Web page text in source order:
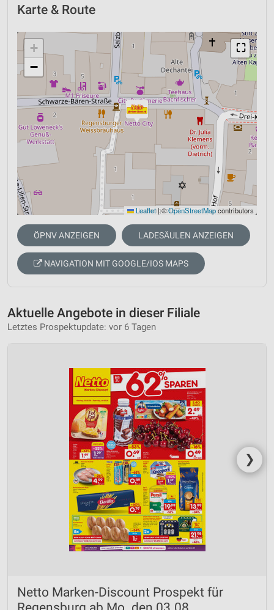
Karte & Route
⛶
+
−
Leaflet|©OpenStreetMapcontributors
ÖPNV ANZEIGEN LADESÄULEN ANZEIGEN
NAVIGATION MIT GOOGLE/IOS MAPS
Aktuelle Angebote in dieser Filiale
Letztes Prospektupdate: vor 6 Tagen
❯
Netto Marken-Discount Prospekt für